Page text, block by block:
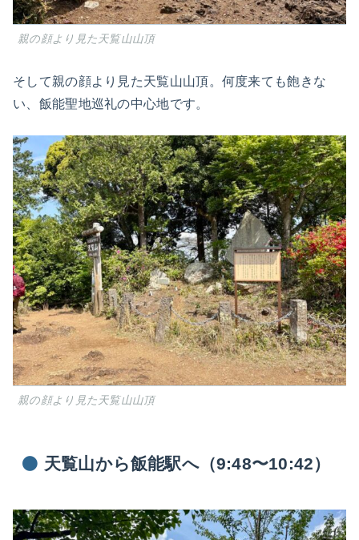
親の顔より見た天覧山山頂
そして親の顔より見た天覧山山頂。何度来ても飽きな
い、飯能聖地巡礼の中心地です。
親の顔より見た天覧山山頂
天覧山から飯能駅へ（9:48〜10:42）